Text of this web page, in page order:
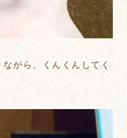
がら、くんくんしてく